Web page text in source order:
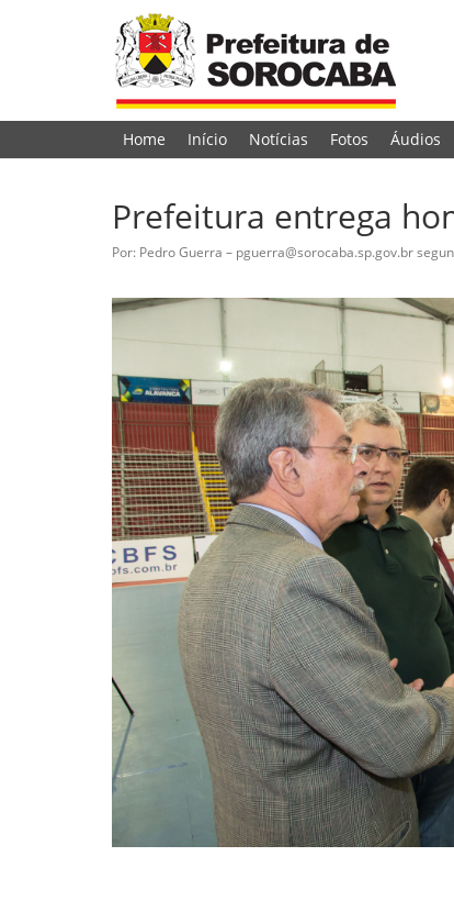
Home Início Notícias Fotos Áudios
Prefeitura entrega
Por: Pedro Guerra – pguerra@sorocaba.sp.gov.br